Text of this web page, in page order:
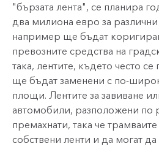
"бързата лента", се планира
два милиона евро за
например ще бъдат
превозните средства на
така, лентите, където често
ще бъдат заменени с по-
площи. Лентите за завиване
автомобили, разположени по
премахнати, така че
собствени ленти и да могат